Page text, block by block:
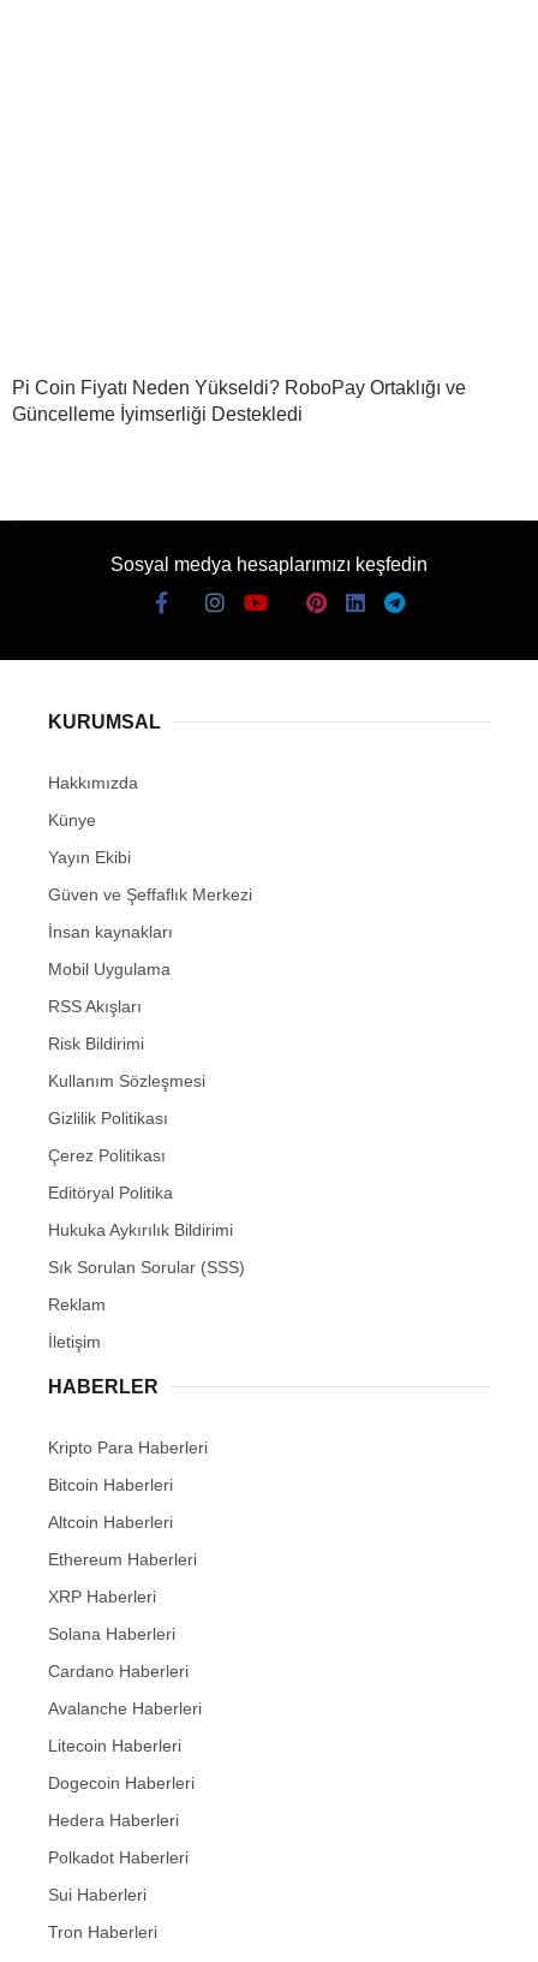
Pi Coin Fiyatı Neden Yükseldi? RoboPay Ortaklığı ve
Güncelleme İyimserliği Destekledi
Sosyal medya hesaplarımızı keşfedin
KURUMSAL
Hakkımızda
Künye
Yayın Ekibi
Güven ve Şeffaflık Merkezi
İnsan kaynakları
Mobil Uygulama
RSS Akışları
Risk Bildirimi
Kullanım Sözleşmesi
Gizlilik Politikası
Çerez Politikası
Editöryal Politika
Hukuka Aykırılık Bildirimi
Sık Sorulan Sorular (SSS)
Reklam
İletişim
HABERLER
Kripto Para Haberleri
Bitcoin Haberleri
Altcoin Haberleri
Ethereum Haberleri
XRP Haberleri
Solana Haberleri
Cardano Haberleri
Avalanche Haberleri
Litecoin Haberleri
Dogecoin Haberleri
Hedera Haberleri
Polkadot Haberleri
Sui Haberleri
Tron Haberleri